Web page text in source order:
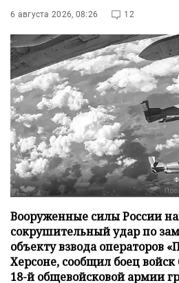
6 августа 2026, 08:26 12
Вооруженные силы России
сокрушительный удар по
объекту взвода операторов
Херсоне, сообщил боец
18-й общевойсковой армии